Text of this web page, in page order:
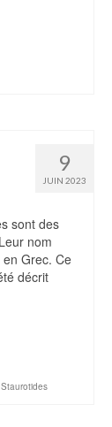
9
JUIN 2023
sont des
nom
Grec. Ce
décrit
Staurotides